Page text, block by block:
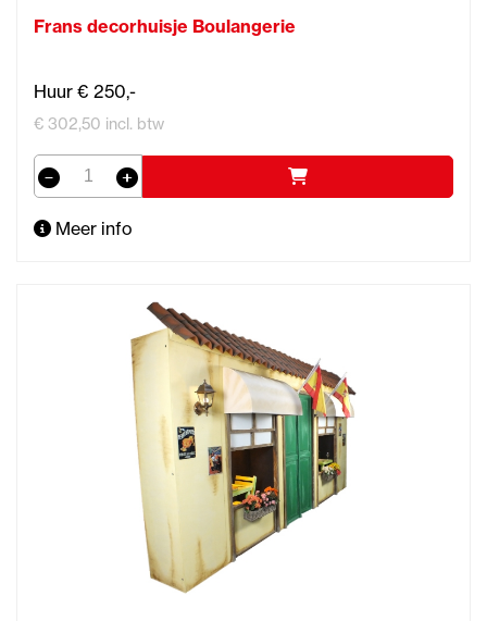
Frans decorhuisje Boulangerie
Huur € 250,-
€ 302,50 incl. btw
Meer info